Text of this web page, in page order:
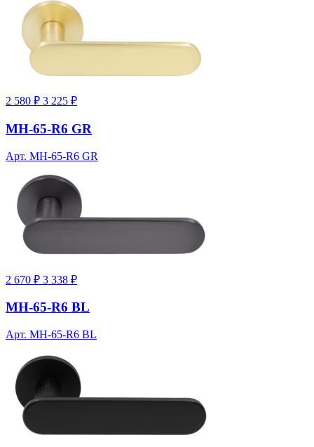
2 580 ₽ 3 225 ₽
MH-65-R6 GR
Арт. MH-65-R6 GR
2 670 ₽ 3 338 ₽
MH-65-R6 BL
Арт. MH-65-R6 BL